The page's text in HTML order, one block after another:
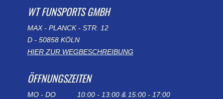
WT FUNSPORTS GMBH
MAX - PLANCK - STR. 12
D - 50858 KÖLN
HIER ZUR WEGBESCHREIBUNG
ÖFFNUNGSZEITEN
MO - DO
10:00 - 13:00 & 15:00 - 17:00